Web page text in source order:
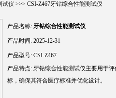
试仪 >>> CSI-Z467牙钻综合性能测试仪
产品名称: 牙钻综合性能测试仪
产品时间: 2025-12-31
产品型号: CSI-Z467
产品特点: 牙钻综合性能测试仪主要用于
标，确保其符合医疗标准并优化设计。